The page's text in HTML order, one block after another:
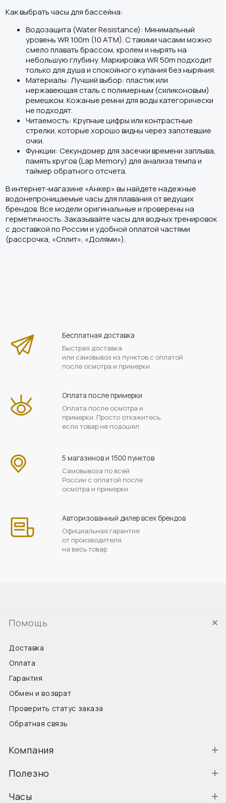
Как выбрать часы для бассейна:
Водозащита (Water Resistance): Минимальный
уровень WR 100m (10 ATM). С такими часами можно
смело плавать брассом, кролем и нырять на
небольшую глубину. Маркировка WR 50m подходит
только для душа и спокойного купания без ныряния.
Материалы: Лучший выбор: пластик или
нержавеющая сталь с полимерным (силиконовым)
ремешком. Кожаные ремни для воды категорически
не подходят.
Читаемость: Крупные цифры или контрастные
стрелки, которые хорошо видны через запотевшие
очки.
Функции: Секундомер для засечки времени заплыва,
память кругов (Lap Memory) для анализа темпа и
таймер обратного отсчета.
В интернет-магазине «Анкер» вы найдете надежные
водонепроницаемые часы для плавания от ведущих
брендов. Все модели оригинальные и проверены на
герметичность. Заказывайте часы для водных тренировок
с доставкой по России и удобной оплатой частями
(рассрочка, «Сплит», «Долями»).
Бесплатная доставка
Быстрая доставка
или самовывоз из пунктов с оплатой
после осмотра и примерки.
Оплата после примерки
Оплата после осмотра и
примерки. Просто откажитесь,
если товар не подошел.
5 магазинов и 1500 пунктов
Самовывоза по всей
России с оплатой после
осмотра и примерки.
Авторизованный дилер всех брендов
Официальная гарантия
от производителя
на весь товар.
Помощь
Доставка
Оплата
Гарантия
Обмен и возврат
Проверить статус заказа
Обратная связь
Компания
Полезно
Часы